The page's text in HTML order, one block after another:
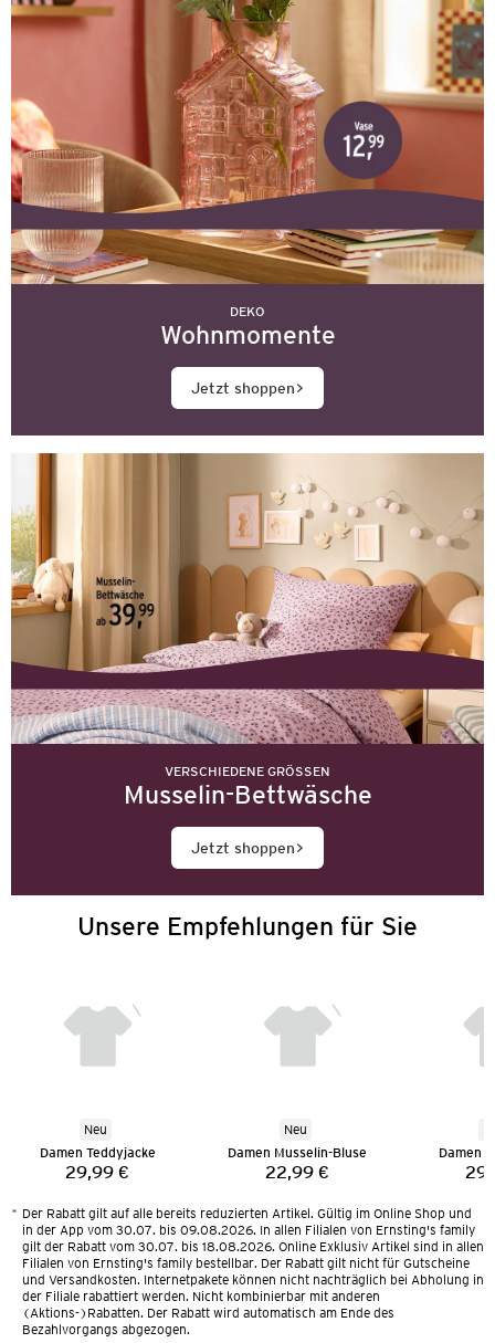
DEKO
Wohnmomente
Jetzt shoppen
VERSCHIEDENE GRÖSSEN
Musselin-Bettwäsche
Jetzt shoppen
Unsere Empfehlungen für Sie
Neu
Damen Teddyjacke
Preis:
29,99 €
Neu
Damen Musselin-Bluse
Preis:
22,99 €
Damen
* Der Rabatt gilt auf alle bereits reduzierten Artikel. Gültig im Online Shop und
in der App vom 30.07. bis 09.08.2026. In allen Filialen von Ernsting's family
gilt der Rabatt vom 30.07. bis 18.08.2026. Online Exklusiv Artikel sind in allen
Filialen von Ernsting's family bestellbar. Der Rabatt gilt nicht für Gutscheine
und Versandkosten. Internetpakete können nicht nachträglich bei Abholung in
der Filiale rabattiert werden. Nicht kombinierbar mit anderen
(Aktions-)Rabatten. Der Rabatt wird automatisch am Ende des
Bezahlvorgangs abgezogen.